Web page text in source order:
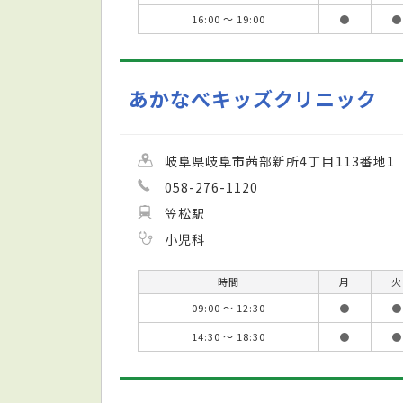
16:00 ～ 19:00
● ●
あかなべキッズクリニック
岐阜県岐阜市茜部新所4丁目113番地1
058-276-1120
笠松駅
小児科
時間 月 火
09:00 ～ 12:30
● ●
14:30 ～ 18:30
● ●